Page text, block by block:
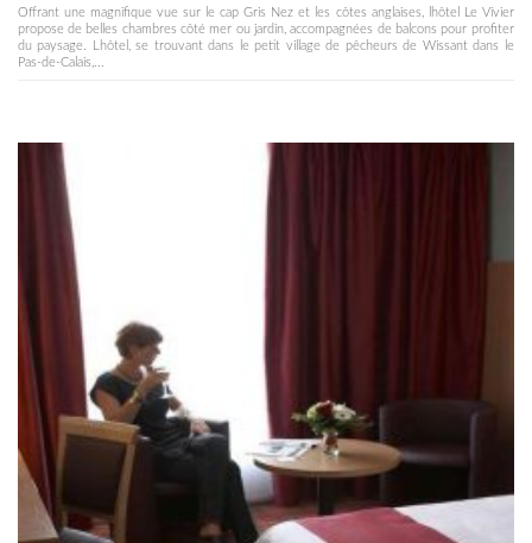
Offrant une magnifique vue sur le cap Gris Nez et les côtes anglaises, lhôtel Le Vivier
propose de belles chambres côté mer ou jardin, accompagnées de balcons pour profiter
du paysage. Lhôtel, se trouvant dans le petit village de pêcheurs de Wissant dans le
Pas-de-Calais,...